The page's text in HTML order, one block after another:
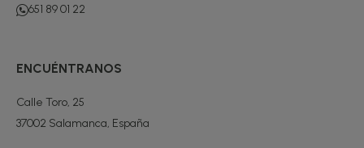
651 89 01 22
ENCUÉNTRANOS
Calle Toro, 25
37002 Salamanca, España